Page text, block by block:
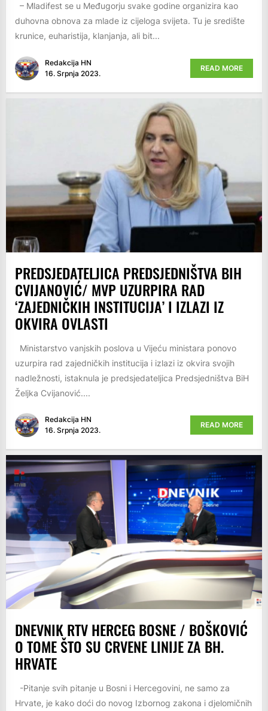
– Mladifest se u Međugorju svake godine organizira kao
duhovna obnova za mlade iz cijeloga svijeta. Tu je središte
krunice, euharistija, klanjanja, ali bit...
Redakcija HN
16. Srpnja 2023.
READ MORE
PREDSJEDATELJICA PREDSJEDNIŠTVA BIH
CVIJANOVIĆ/ MVP UZURPIRA RAD
‘ZAJEDNIČKIH INSTITUCIJA’ I IZLAZI IZ
OKVIRA OVLASTI
Ministarstvo vanjskih poslova u Vijeću ministara ponovo
uzurpira rad zajedničkih institucija i izlazi iz okvira svojih
nadležnosti, istaknula je predsjedateljica Predsjedništva BiH
Željka Cvijanović....
Redakcija HN
16. Srpnja 2023.
READ MORE
DNEVNIK RTV HERCEG BOSNE / BOŠKOVIĆ
O TOME ŠTO SU CRVENE LINIJE ZA BH.
HRVATE
-Pitanje svih pitanje u Bosni i Hercegovini, ne samo za
Hrvate, je kako doći do novog Izbornog zakona i djelomičnih